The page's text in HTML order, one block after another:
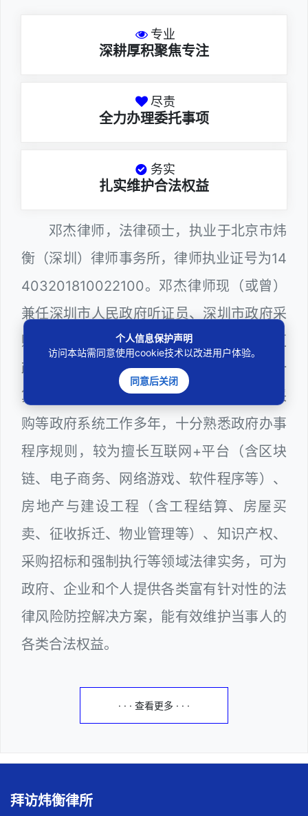
专业
深耕厚积聚焦专注
尽责
全力办理委托事项
务实
扎实维护合法权益
邓杰律师，法律硕士，执业于北京市炜
衡（深圳）律师事务所，律师执业证号为14
403201810022100。邓杰律师现（或曾）
兼任深圳市人民政府听证员、深圳市政府采
购评审专家（法律类），曾担任深圳市某区
政府部门公职律师、建设工程定标专家、计
算机信息网络安全员，在建筑工务、政府采
购等政府系统工作多年，十分熟悉政府办事
程序规则，较为擅长互联网+平台（含区块
链、电子商务、网络游戏、软件程序等）、
房地产与建设工程（含工程结算、房屋买
卖、征收拆迁、物业管理等）、知识产权、
采购招标和强制执行等领域法律实务，可为
政府、企业和个人提供各类富有针对性的法
律风险防控解决方案，能有效维护当事人的
各类合法权益。
· · · 查看更多 · · ·
拜访炜衡律所
个人信息保护声明
访问本站需同意使用cookie技术以改进用户体验。
同意后关闭